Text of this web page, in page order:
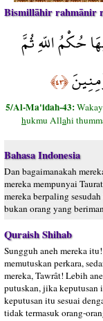
Bismillāhir rahmānir
حُكْمُ اللّهِ ثُمَّ
﴿٤٣﴾
5/Al-Ma'idah-43:
hukmu Allahi
Bahasa Indonesia
Dan bagaimanakah
mereka mempunyai
mereka berpaling
bukan orang yang
Quraish Shihab
Sungguh aneh mereka
memutuskan perkara,
mereka, Tawrât! Lebih
putuskan, jika keputusan
keputusan itu sesuai
tidak termasuk orang-